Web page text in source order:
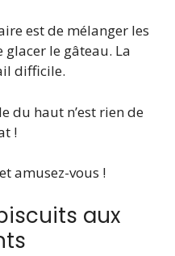
est de mélanger les
le gâteau. La
difficile.
du haut n’est rien de
!
amusez-vous !
aux